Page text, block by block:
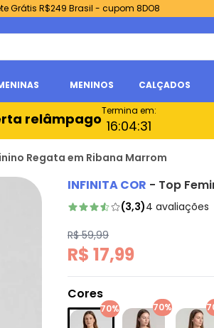
Grátis R$249 Brasil - cupom 8DO8
MENINOS CALÇADOS
relâmpagoTermina em:
16:04:30
Regata em Ribana Marrom
INFINITA COR - Top
(3,3)4 avaliações
R$ 59,99
R$ 17,99
Cores
70% 70%